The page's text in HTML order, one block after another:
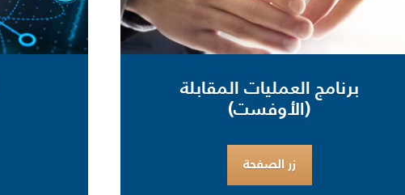
برنامج العمليات المقابلة
(الأوفست)
زر الصفحة